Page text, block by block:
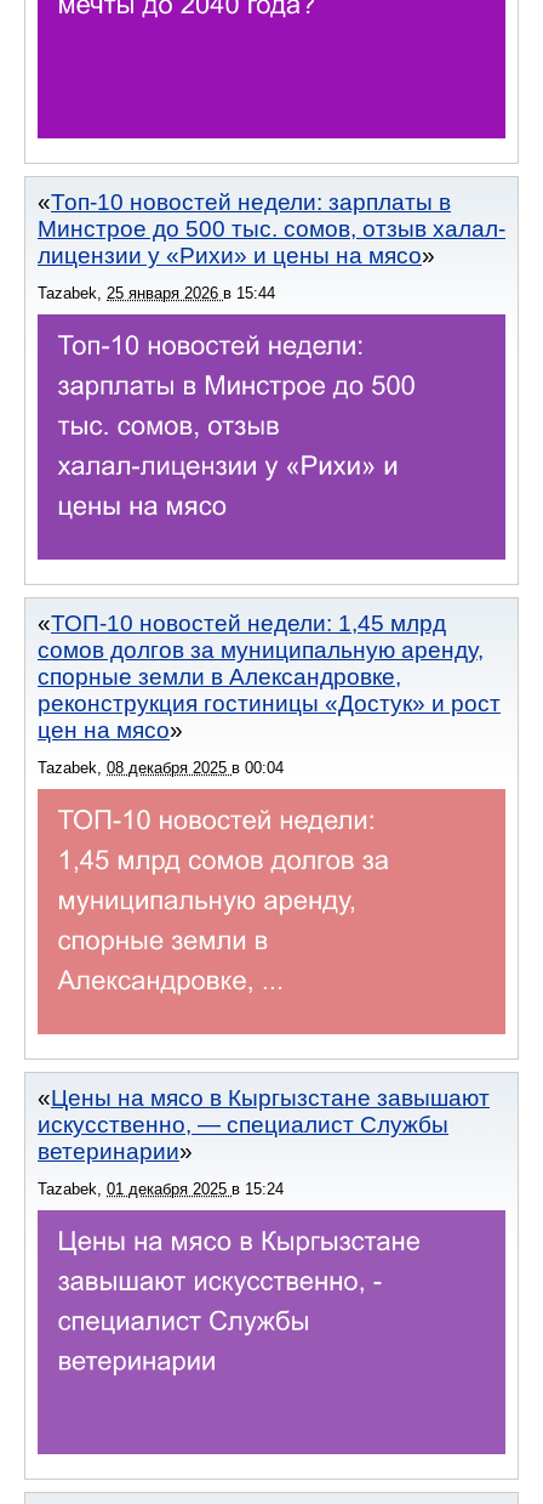
Топ-10 новостей недели: зарплаты в
Минстрое до 500 тыс. сомов, отзыв халал-
лицензии у «Рихи» и цены на мясо
Tazabek 25 января 2026 в 15:44
ТОП-10 новостей недели: 1,45 млрд
сомов долгов за муниципальную аренду,
спорные земли в Александровке,
реконструкция гостиницы «Достук» и рост
цен на мясо
Tazabek 08 декабря 2025 в 00:04
Цены на мясо в Кыргызстане завышают
искусственно, — специалист Службы
ветеринарии
Tazabek 01 декабря 2025 в 15:24